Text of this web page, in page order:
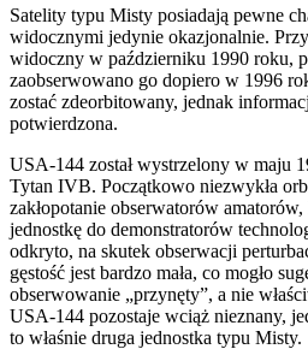
Satelity typu Misty posiadają pewne
widocznymi jedynie okazjonalnie.
widoczny w październiku 1990 roku,
zaobserwowano go dopiero w 1996
zostać zdeorbitowany, jednak
potwierdzona.
USA-144 został wystrzelony w maju
Tytan IVB. Początkowo niezwykła
zakłopotanie obserwatorów
jednostkę do demonstratorów
odkryto, na skutek obserwacji
gęstość jest bardzo mała, co mogło
obserwowanie „przynęty”, a nie
USA-144 pozostaje wciąż nieznany,
to właśnie druga jednostka typu Misty.